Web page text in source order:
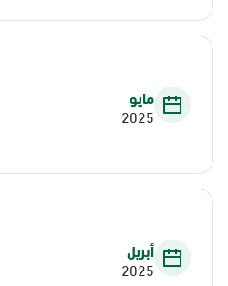
مايو
2025
أبريل
2025